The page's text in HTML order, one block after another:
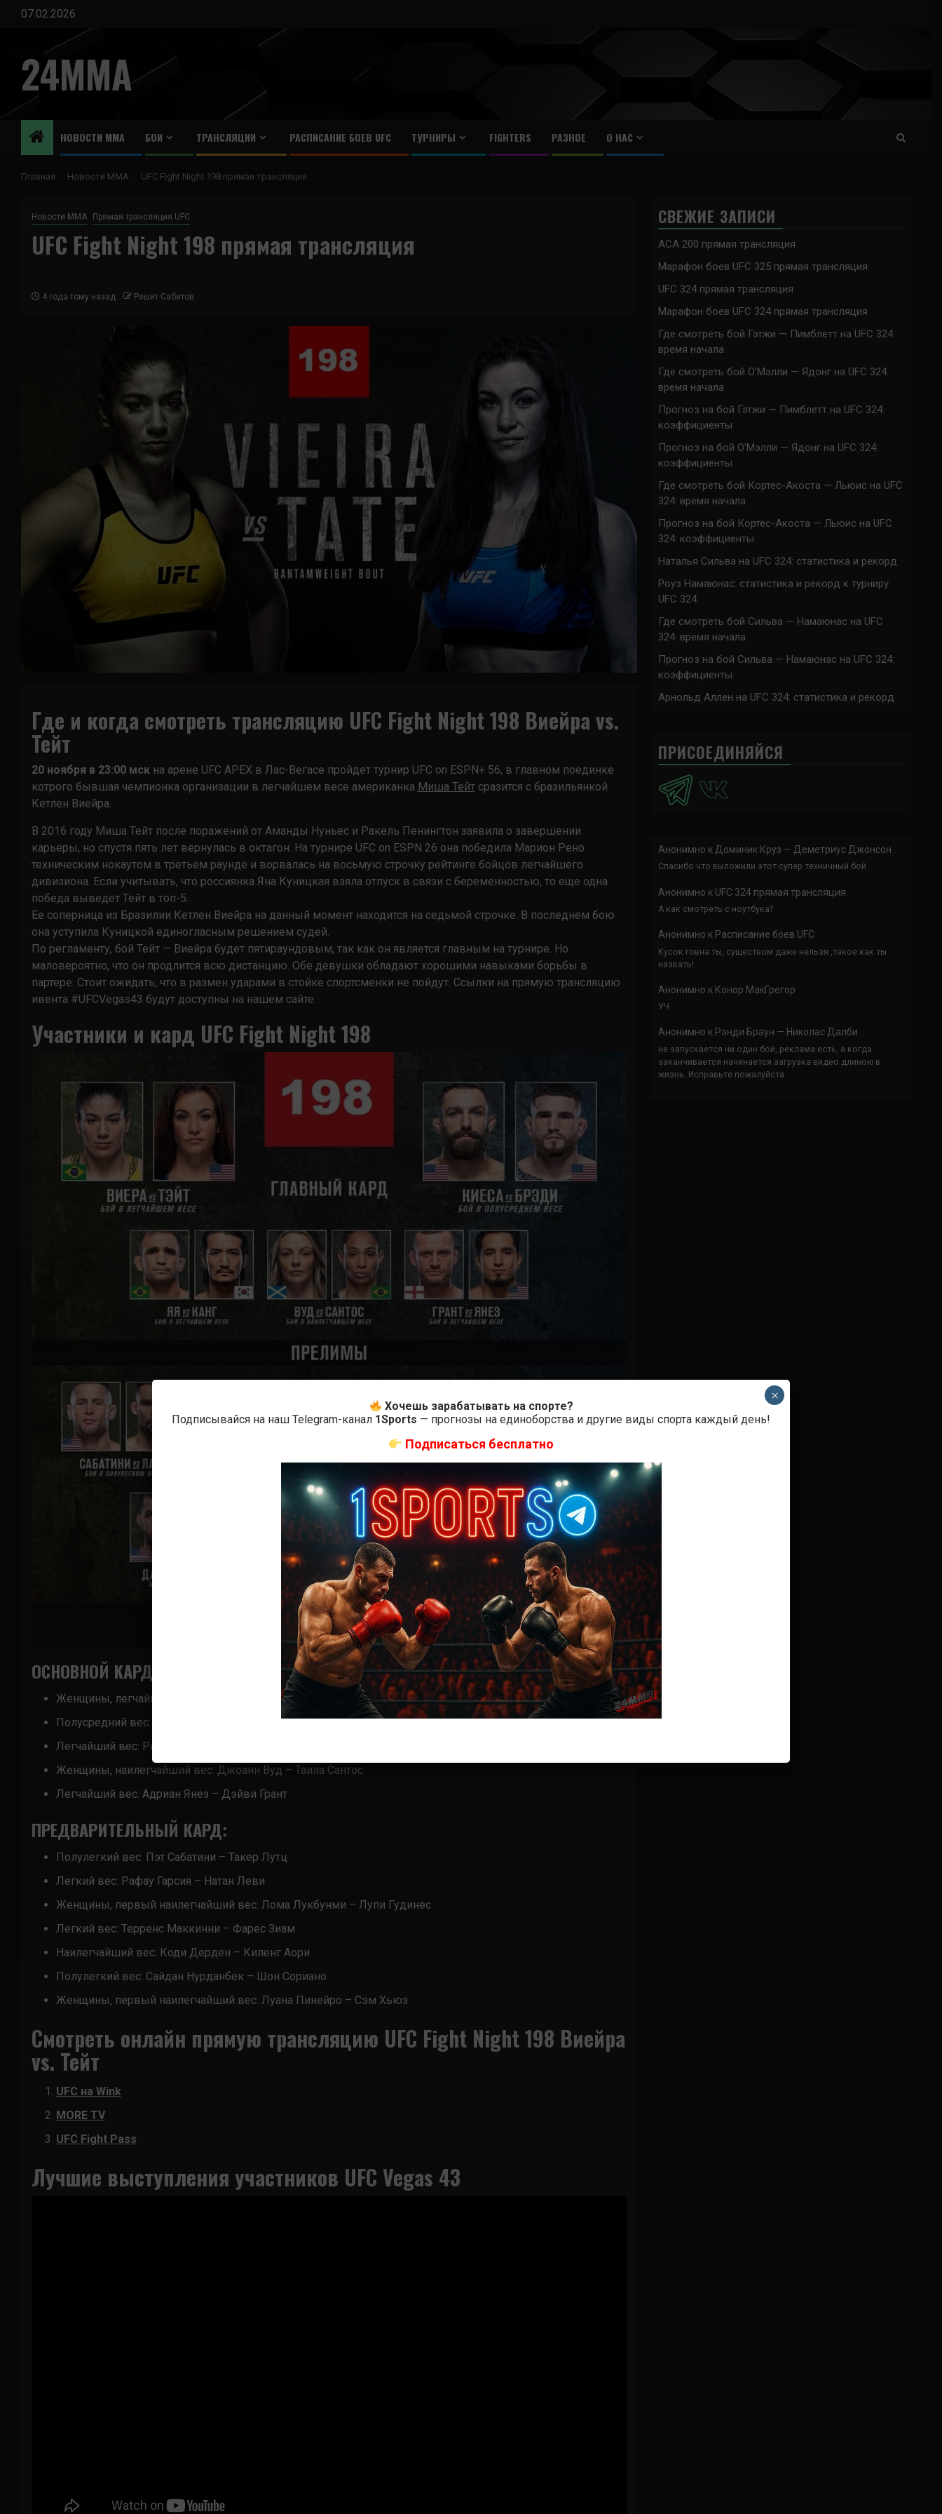
Перейти
содержимому
07.02.2026
24MMA
НОВОСТИ ММА БОИ ТРАНСЛЯЦИИ РАСПИСАНИЕ БОЕВ UFC ТУРНИРЫ FIGHTERS РАЗНОЕ О НАС
Главная Новости ММА UFC Fight Night 198 прямая трансляция
Новости ММА Прямая трансляция UFC
UFC Fight Night 198 прямая трансляция
4 года тому назад Решит Сабитов
Где и когда смотреть трансляцию UFC Fight Night 198 Виейра vs.
Тейт
20 ноября в 23:00 мск на арене UFC APEX в Лас-Вегасе пройдет турнир UFC on ESPN+ 56, в главном поединке
котрого бывшая чемпионка организации в легчайшем весе американка Миша Тейтсразится с бразильянкой
Кетлен Виейра.
В 2016 году Миша Тейт после поражений от Аманды Нуньес и Ракель Пенингтон заявила о завершении
карьеры, но спустя пять лет вернулась в октагон. На турнире UFC on ESPN 26 она победила Марион Рено
техническим нокаутом в третьем раунде и ворвалась на восьмую строчку рейтинге бойцов легчайшего
дивизиона. Если учитывать, что россиянка Яна Куницкая взяла отпуск в связи с беременностью, то еще одна
победа выведет Тейт в топ-5.
Ее соперница из Бразилии Кетлен Виейра на данный момент находится на седьмой строчке. В последнем бою
она уступила Куницкой единогласным решением судей.
По регламенту, бой Тейт — Виейра будет пятираундовым, так как он является главным на турнире. Но
маловероятно, что он продлится всю дистанцию. Обе девушки обладают хорошими навыками борьбы в
партере. Стоит ожидать, что в размен ударами в стойке спортсменки не пойдут. Ссылки на прямую трансляцию
ивента #UFCVegas43 будут доступны на нашем сайте.
Участники и кард UFC Fight Night 198
ОСНОВНОЙ КАРД:
Женщины, легчайший вес:
– Кетлин Виейра
Полусредний вес:
– Шон Брэди
Легчайший вес: Рани Яя – Кюн Хо Кан
Женщины, наилегчайший вес: Джоанн Вуд – Таила Сантос
Легчайший вес: Адриан Янез – Дэйви Грант
ПРЕДВАРИТЕЛЬНЫЙ КАРД:
Полулегкий вес: Пэт Сабатини – Такер Лутц
Легкий вес: Рафау Гарсия – Натан Леви
Женщины, первый наилегчайший вес: Лома Лукбунми – Лупи Гудинес
Легкий вес: Терренс Маккинни – Фарес Зиам
Наилегчайший вес: Коди Дерден – Киленг Аори
Полулегкий вес: Сайдан Нурданбек – Шон Сориано
Женщины, первый наилегчайший вес: Луана Пинейро – Сэм Хьюз
Смотреть онлайн прямую трансляцию UFC Fight Night 198 Виейра
vs. Тейт
UFC на Wink
MORE TV
UFC Fight Pass
Лучшие выступления участников UFC Vegas 43
СВЕЖИЕ ЗАПИСИ
ACA 200 прямая трансляция
Марафон боев UFC 325 прямая трансляция
UFC 324 прямая трансляция
Марафон боев UFC 324 прямая трансляция
Где смотреть бой Гэтжи — Пимблетт на UFC 324:
время начала
Где смотреть бой О’Мэлли — Ядонг на UFC 324:
время начала
Прогноз на бой Гэтжи — Пимблетт на UFC 324:
коэффициенты
Прогноз на бой О’Мэлли — Ядонг на UFC 324:
коэффициенты
Где смотреть бой Кортес-Акоста — Льюис на UFC
324: время начала
Прогноз на бой Кортес-Акоста — Льюис на UFC
324: коэффициенты
Наталья Сильва на UFC 324: статистика и рекорд
Роуз Намаюнас: статистика и рекорд к турниру
UFC 324
Где смотреть бой Сильва — Намаюнас на UFC
324: время начала
Прогноз на бой Сильва — Намаюнас на UFC 324:
коэффициенты
Арнольд Аллен на UFC 324: статистика и рекорд
ПРИСОЕДИНЯЙСЯ
Анонимно к Доминик Круз — Деметриус Джонсон
Спасибо что выложили этот супер техничный бой
Анонимно к UFC 324 прямая трансляция
А как смотреть с ноутбука?
Анонимно к Расписание боев UFC
Кусок говна ты, существом даже нельзя ,такое как ты
назвать!
Анонимно к Конор МакГрегор
УЧ
Анонимно к Рэнди Браун — Николас Далби
не запускается ни один бой, реклама есть, а когда
заканчивается начинается загрузка видео длиною в
жизнь. Исправьте пожалуйста
Хочешь зарабатывать на спорте?
Подписывайся на наш Telegram-канал 1Sports — прогнозы на единоборства и другие виды спорта каждый день!
Подписаться бесплатно
×